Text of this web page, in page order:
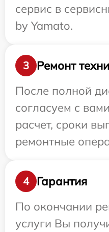
сервис в
by Yamato.
3
Ремонт
После полной
согласуем с
расчет, сроки
ремонтные
4
Гарантия
По окончании
услуги Вы